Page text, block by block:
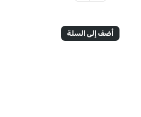
أضف إلى السلة